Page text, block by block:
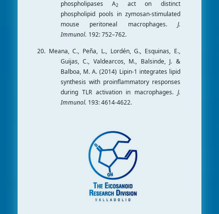
phospholipases A2
act on distinct
phospholipid pools in zymosan-stimulated
mouse peritoneal macrophages. J.
Immunol. 192: 752–762.
20. Meana, C., Peña, L., Lordén, G., Esquinas, E.,
Guijas, C., Valdearcos, M., Balsinde, J. &
Balboa, M. A. (2014) Lipin-1 integrates lipid
synthesis with proinflammatory responses
during TLR activation in macrophages. J.
Immunol. 193: 4614-4622.